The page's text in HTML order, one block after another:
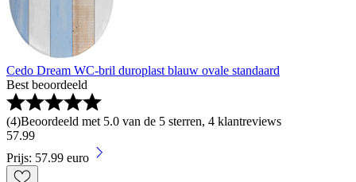
Cedo Dream WC-bril duroplast blauw ovale standaard
Best beoordeeld
(4)Beoordeeld met 5.0 van de 5 sterren, 4 klantreviews
57.99
Prijs: 57.99 euro